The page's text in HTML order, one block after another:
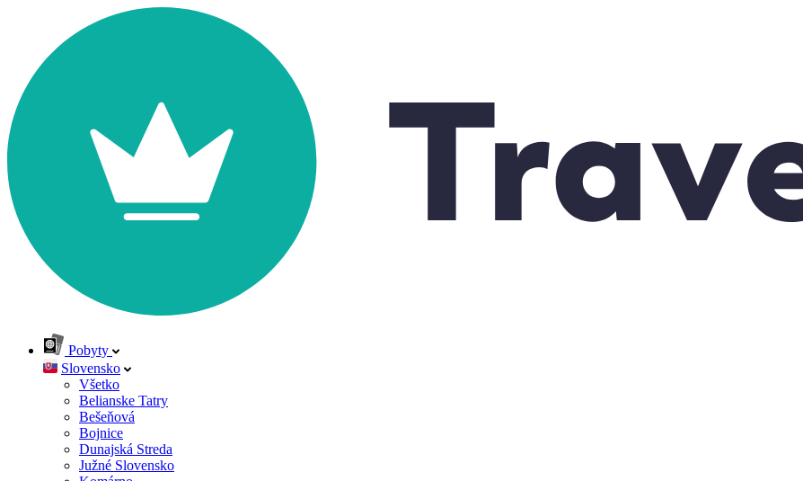
Pobyty
Slovensko
Všetko
Belianske Tatry
Bešeňová
Bojnice
Dunajská Streda
Južné Slovensko